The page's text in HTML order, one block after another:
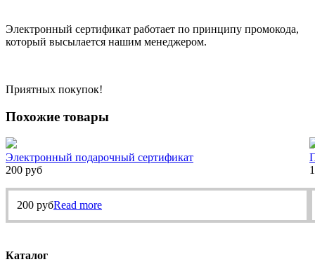
Электронный сертификат работает по принципу промокода,
который высылается нашим менеджером.
Приятных покупок!
Похожие товары
Электронный подарочный сертификат
200 руб
200 рубRead more
Каталог